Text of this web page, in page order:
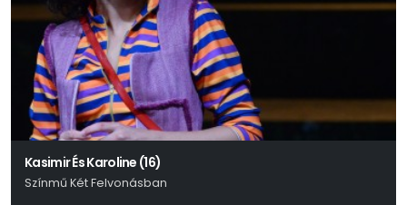
Kasimir És Karoline (16)
Színmű Két Felvonásban